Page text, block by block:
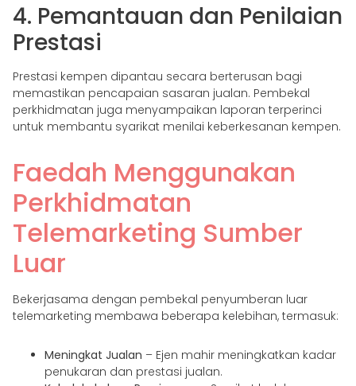
4. Pemantauan dan Penilaian
Prestasi
Prestasi kempen dipantau secara berterusan bagi
memastikan pencapaian sasaran jualan. Pembekal
perkhidmatan juga menyampaikan laporan terperinci
untuk membantu syarikat menilai keberkesanan kempen.
Faedah Menggunakan
Perkhidmatan
Telemarketing Sumber
Luar
Bekerjasama dengan pembekal penyumberan luar
telemarketing membawa beberapa kelebihan, termasuk:
Meningkat Jualan – Ejen mahir meningkatkan kadar
penukaran dan prestasi jualan.